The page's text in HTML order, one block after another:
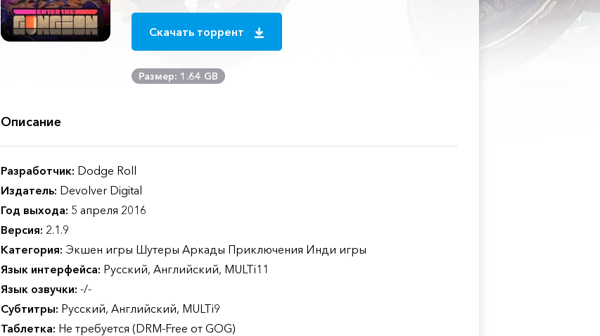
Скачать торрент
Размер: 1.64 GB
Описание
Разработчик: Dodge Roll
Издатель: Devolver Digital
Год выхода: 5 апреля 2016
Версия: 2.1.9
Категория: Экшен игры Шутеры Аркады Приключения Инди игры
Язык интерфейса: Русский, Английский, MULTi11
Язык озвучки: -/-
Субтитры: Русский, Английский, MULTi9
Таблетка: Не требуется (DRM-Free от GOG)